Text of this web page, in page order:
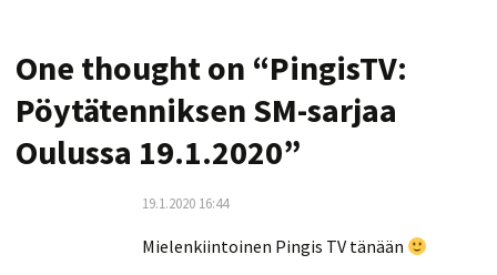
One thought on “PingisTV:
Pöytätenniksen SM-sarjaa
Oulussa 19.1.2020”
19.1.2020 16:44
Mielenkiintoinen Pingis TV tänään